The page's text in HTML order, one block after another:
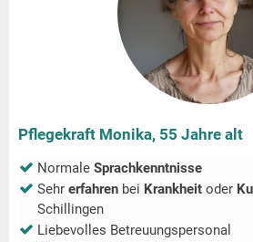
Pflegekraft Monika, 55 Jahre alt
Normale Sprachkenntnisse
Sehr erfahren bei Krankheit oder
Schillingen
Liebevolles Betreuungspersonal